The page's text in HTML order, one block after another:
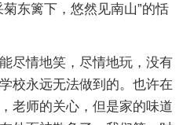
东篱下，悠然见南山”的恬
尽情地笑，尽情地玩，没有
校永远无法做到的。也许在
老师的关心，但是家的味道